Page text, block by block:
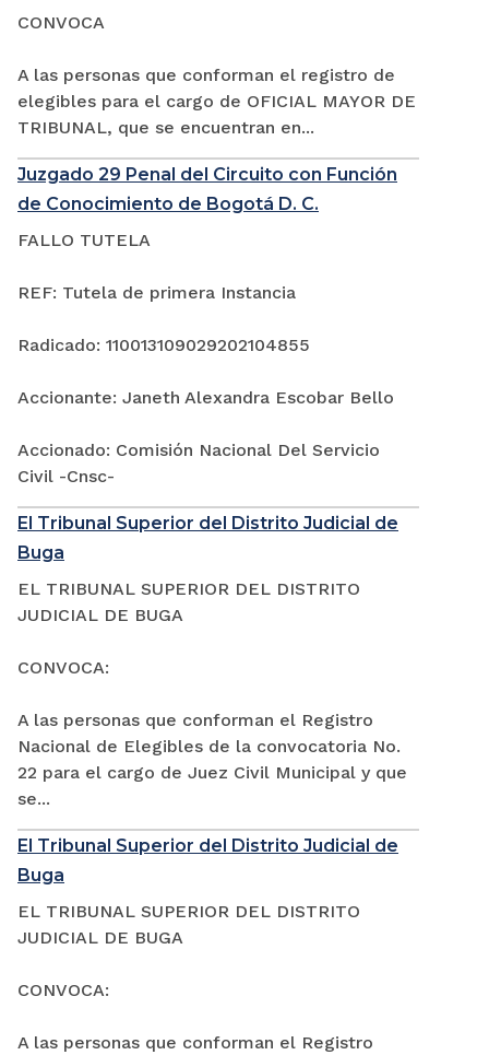
CONVOCA
A las personas que conforman el registro de
elegibles para el cargo de OFICIAL MAYOR DE
TRIBUNAL, que se encuentran en...
Juzgado 29 Penal del Circuito con Función
de Conocimiento de Bogotá D. C.
FALLO TUTELA
REF: Tutela de primera Instancia
Radicado: 110013109029202104855
Accionante: Janeth Alexandra Escobar Bello
Accionado: Comisión Nacional Del Servicio
Civil -Cnsc-
El Tribunal Superior del Distrito Judicial de
Buga
EL TRIBUNAL SUPERIOR DEL DISTRITO
JUDICIAL DE BUGA
CONVOCA:
A las personas que conforman el Registro
Nacional de Elegibles de la convocatoria No.
22 para el cargo de Juez Civil Municipal y que
se...
El Tribunal Superior del Distrito Judicial de
Buga
EL TRIBUNAL SUPERIOR DEL DISTRITO
JUDICIAL DE BUGA
CONVOCA:
A las personas que conforman el Registro